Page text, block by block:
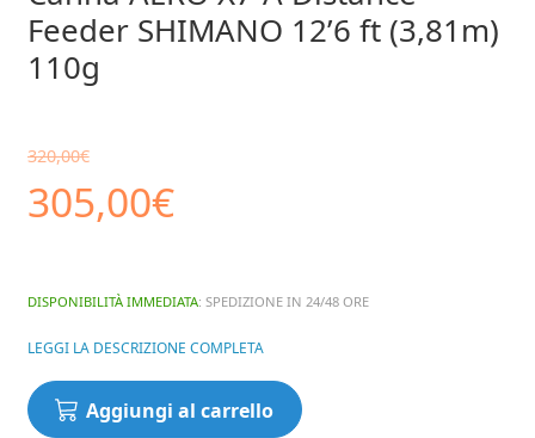
Feeder SHIMANO 12’6 ft (3,81m)
110g
320,00€
Il
originale
era:
305,00€Il
attuale
è:
DISPONIBILITÀ IMMEDIATA: SPEDIZIONE IN 24/48 ORE
LEGGI LA DESCRIZIONE COMPLETA
Canna
AERO
Aggiungi al carrello